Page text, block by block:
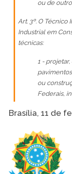
ou de
Art. 3º. O
Industrial em
técnicas:
1 -
ou
Federais,
Brasília, 11 de